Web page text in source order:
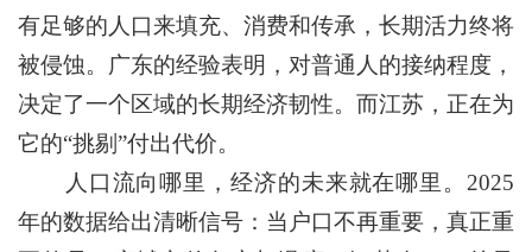
有足够的人口来填充、消费和传承，长期活力终将
被侵蚀。广东的经验表明，对普通人的接纳程度，
决定了一个区域的长期经济韧性。而江苏，正在为
它的“挑剔”付出代价。
人口流向哪里，经济的未来就在哪里。2025
年的数据给出清晰信号：当户口不再重要，真正重